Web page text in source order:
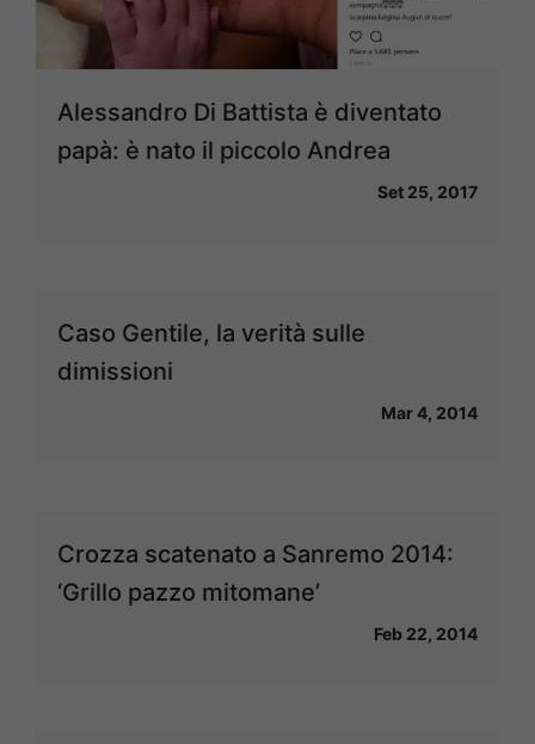
Alessandro Di Battista è diventato
papà: è nato il piccolo Andrea
Set 25, 2017
Caso Gentile, la verità sulle
dimissioni
Mar 4, 2014
Crozza scatenato a Sanremo 2014:
‘Grillo pazzo mitomane’
Feb 22, 2014